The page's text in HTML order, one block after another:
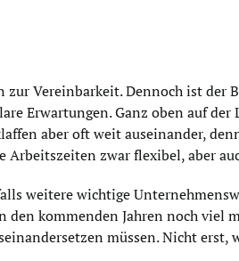
Vereinbarkeit. Dennoch ist der
Erwartungen. Ganz oben auf
aber oft weit auseinander,
zwar flexibel, aber
weitere wichtige
kommenden Jahren noch
müssen. Nicht erst,